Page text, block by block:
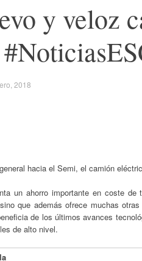
y veloz
2018
hacia el Semi, el camión
un ahorro importante en coste
que además ofrece muchas
de los últimos avances
de alto nivel.